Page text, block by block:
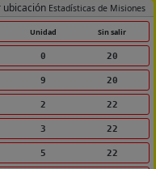
ubicación Estadísticas de Misiones
Unidad Sin salir
0 20
9 20
2 22
3 22
5 22